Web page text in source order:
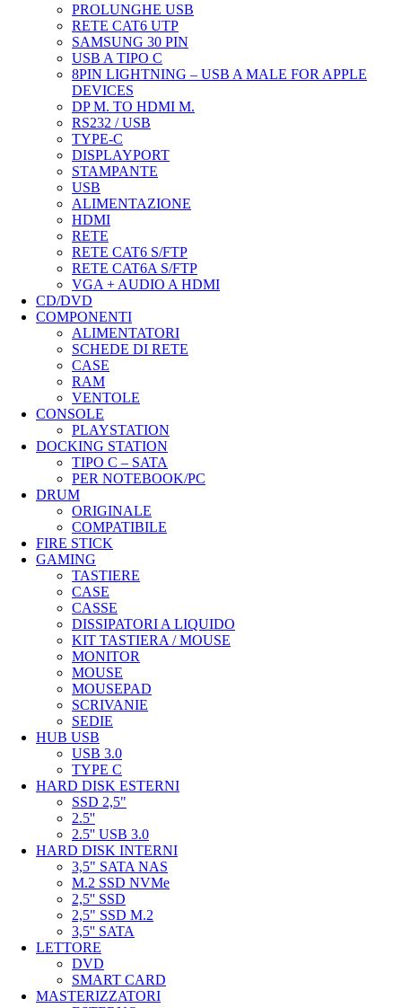
PROLUNGHE USB
RETE CAT6 UTP
SAMSUNG 30 PIN
USB A TIPO C
8PIN LIGHTNING – USB A MALE FOR APPLE
DEVICES
DP M. TO HDMI M.
RS232 / USB
TYPE-C
DISPLAYPORT
STAMPANTE
USB
ALIMENTAZIONE
HDMI
RETE
RETE CAT6 S/FTP
RETE CAT6A S/FTP
VGA + AUDIO A HDMI
CD/DVD
COMPONENTI
ALIMENTATORI
SCHEDE DI RETE
CASE
RAM
VENTOLE
CONSOLE
PLAYSTATION
DOCKING STATION
TIPO C – SATA
PER NOTEBOOK/PC
DRUM
ORIGINALE
COMPATIBILE
FIRE STICK
GAMING
TASTIERE
CASE
CASSE
DISSIPATORI A LIQUIDO
KIT TASTIERA / MOUSE
MONITOR
MOUSE
MOUSEPAD
SCRIVANIE
SEDIE
HUB USB
USB 3.0
TYPE C
HARD DISK ESTERNI
SSD 2,5"
2.5''
2.5'' USB 3.0
HARD DISK INTERNI
3,5" SATA NAS
M.2 SSD NVMe
2,5'' SSD
2,5" SSD M.2
3,5'' SATA
LETTORE
DVD
SMART CARD
MASTERIZZATORI